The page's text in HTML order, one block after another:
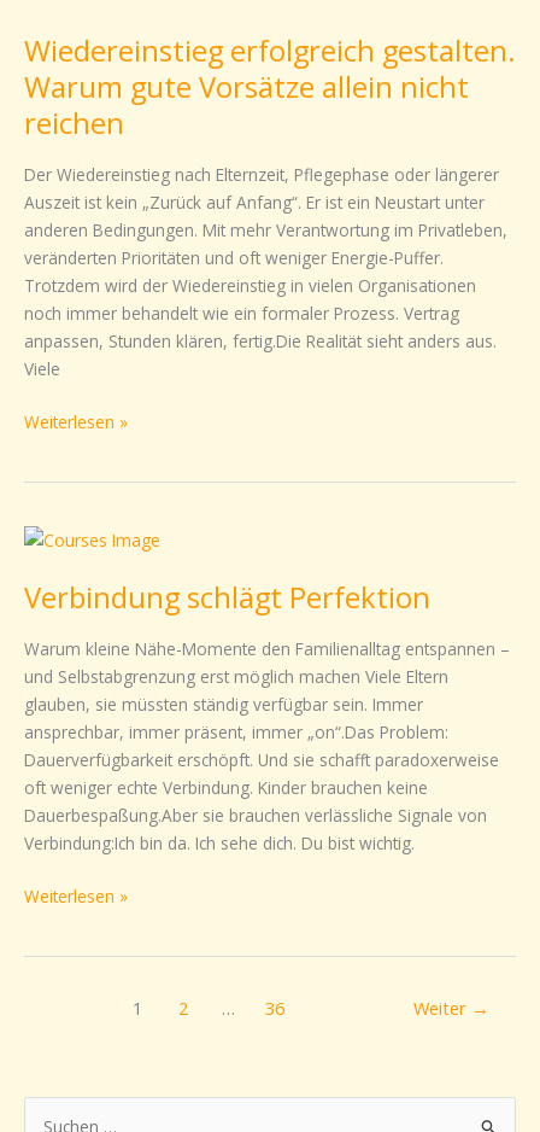
Wiedereinstieg erfolgreich gestalten.
Warum gute Vorsätze allein nicht
reichen
Der Wiedereinstieg nach Elternzeit, Pflegephase oder längerer
Auszeit ist kein „Zurück auf Anfang“. Er ist ein Neustart unter
anderen Bedingungen. Mit mehr Verantwortung im Privatleben,
veränderten Prioritäten und oft weniger Energie-Puffer.
Trotzdem wird der Wiedereinstieg in vielen Organisationen
noch immer behandelt wie ein formaler Prozess. Vertrag
anpassen, Stunden klären, fertig.Die Realität sieht anders aus.
Viele
gestalten.
Warum
gute
Vorsätze
nicht
reichen
Weiterlesen »
Verbindung schlägt Perfektion
Warum kleine Nähe-Momente den Familienalltag entspannen –
und Selbstabgrenzung erst möglich machen Viele Eltern
glauben, sie müssten ständig verfügbar sein. Immer
ansprechbar, immer präsent, immer „on“.Das Problem:
Dauerverfügbarkeit erschöpft. Und sie schafft paradoxerweise
oft weniger echte Verbindung. Kinder brauchen keine
Dauerbespaßung.Aber sie brauchen verlässliche Signale von
Verbindung:Ich bin da. Ich sehe dich. Du bist wichtig.
Verbindung
Perfektion
Weiterlesen »
1 2 … 36 Weiter →